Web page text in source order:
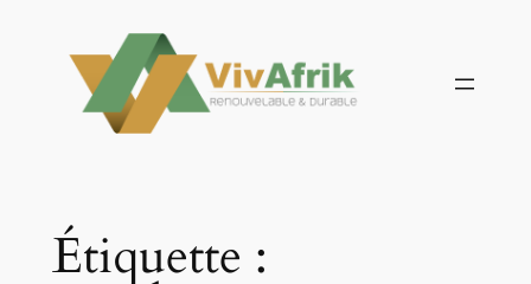
contenu
Étiquette :